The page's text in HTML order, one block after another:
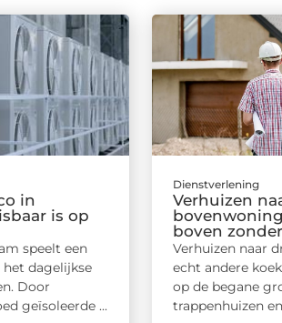
in
is op
speelt een
dagelijkse
Door
geïsoleerde ...
Dienstverlening
Verhuizen
boven
Verhuizen naar
echt andere
op de begane
trappenhuizen